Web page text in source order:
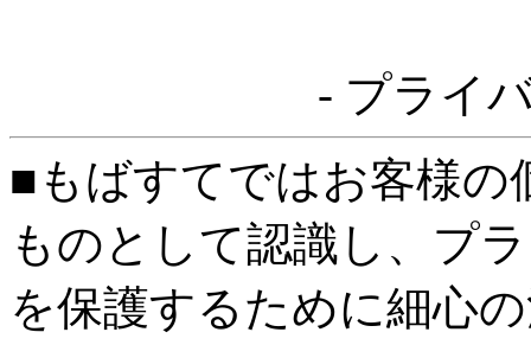
- プライ
■もばすてではお客様の
ものとして認識し、プ
を保護するために細心